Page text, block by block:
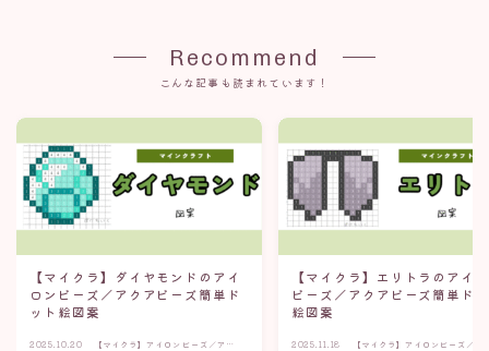
Recommend
こんな記事も読まれています！
【マイクラ】ダイヤモンドのアイ
ロンビーズ／アクアビーズ簡単ド
ット絵図案
2025.10.20 【マイクラ】アイロンビーズ／アク
【マイクラ】エリトラのアイ
ビーズ／アクアビーズ簡単ド
絵図案
2025.11.18 【マイクラ】アイロンビーズ／ア